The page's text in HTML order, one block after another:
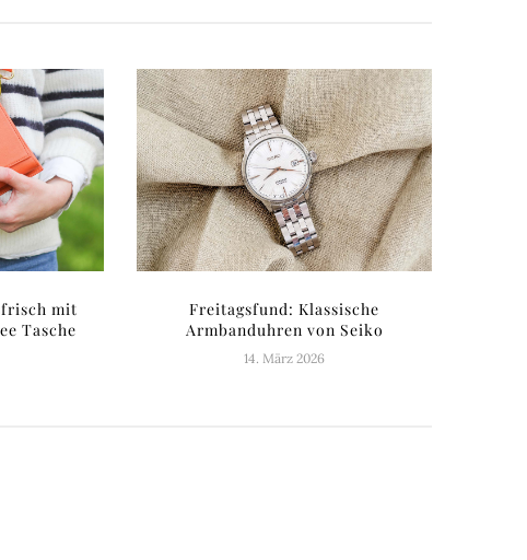
mit
Tasche
Freitagsfund: Klassische
Armbanduhren von Seiko
14. März 2026